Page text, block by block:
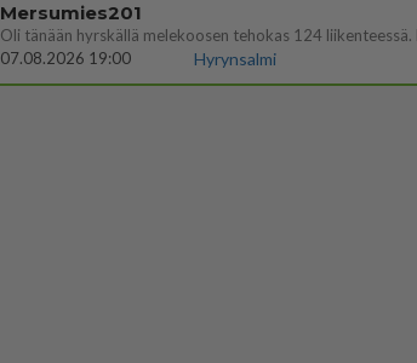
Mersumies201
Oli tänään hyrskällä melekoosen tehokas 124 liikenteessä.
07.08.2026 19:00
Hyrynsalmi